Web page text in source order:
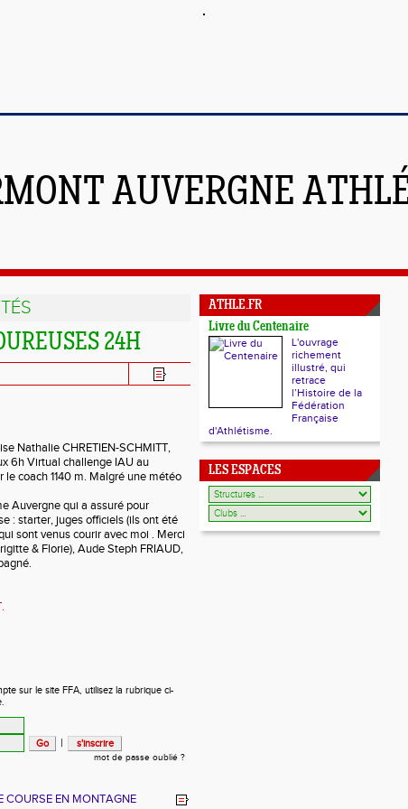
AUVERGNE
24H
Nathalie CHRETIEN-SCHMITT,
6h Virtual challenge IAU au
coach 1140 m. Malgré une météo
Auvergne qui a assuré pour
: starter, juges officiels (ils ont été
sont venus courir avec moi . Merci
& Florie), Aude Steph FRIAUD,
sur le site FFA, utilisez la rubrique ci-
|
mot de passe oublié ?
COURSE EN MONTAGNE
ATHLE.FR
Livre du Centenaire
L'ouvrage
richement
illustré, qui
retrace
l’Histoire de la
Fédération
Française
d'Athlétisme.
LES ESPACES